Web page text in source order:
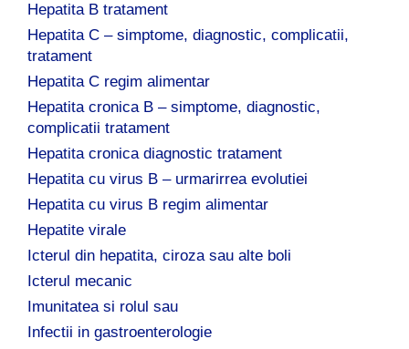
Hepatita B tratament
Hepatita C – simptome, diagnostic, complicatii,
tratament
Hepatita C regim alimentar
Hepatita cronica B – simptome, diagnostic,
complicatii tratament
Hepatita cronica diagnostic tratament
Hepatita cu virus B – urmarirrea evolutiei
Hepatita cu virus B regim alimentar
Hepatite virale
Icterul din hepatita, ciroza sau alte boli
Icterul mecanic
Imunitatea si rolul sau
Infectii in gastroenterologie